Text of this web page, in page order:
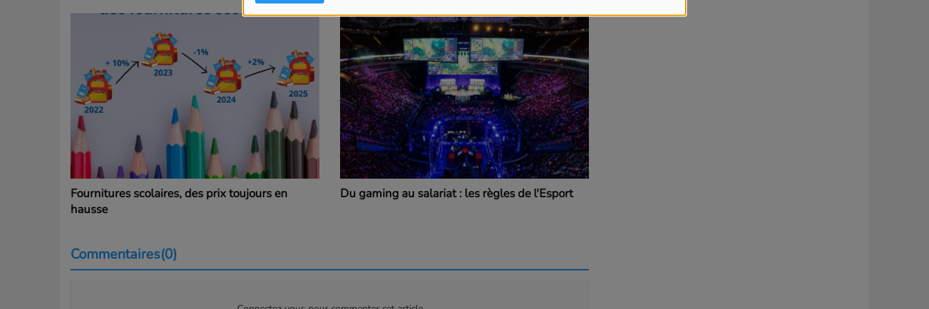
Fournitures scolaires, des prix toujours en
hausse
Du gaming au salariat : les règles de l'Esport
Commentaires(0)